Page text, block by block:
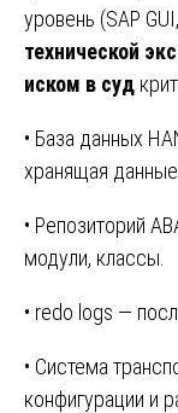
уровень (SAP
технической
иском в суд
• База данных
хранящая
• Репозиторий
модули, классы.
• redo logs —
• Система
конфигурации и